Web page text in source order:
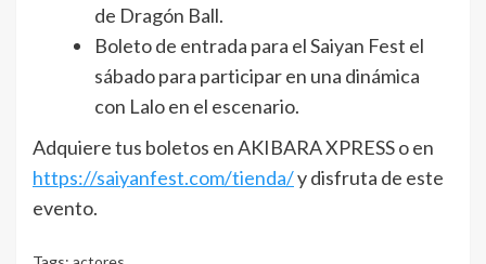
de Dragón Ball.
Boleto de entrada para el Saiyan Fest el
sábado para participar en una dinámica
con Lalo en el escenario.
Adquiere tus boletos en AKIBARA XPRESS o en
https://saiyanfest.com/tienda/y disfruta de este
evento.